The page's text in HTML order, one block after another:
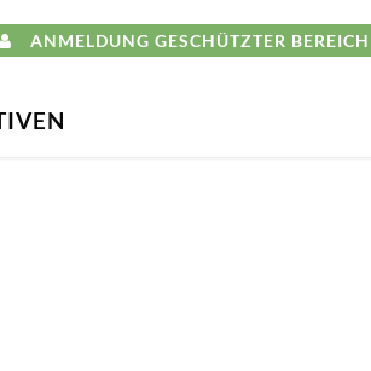
ANMELDUNG GESCHÜTZTER BEREICH